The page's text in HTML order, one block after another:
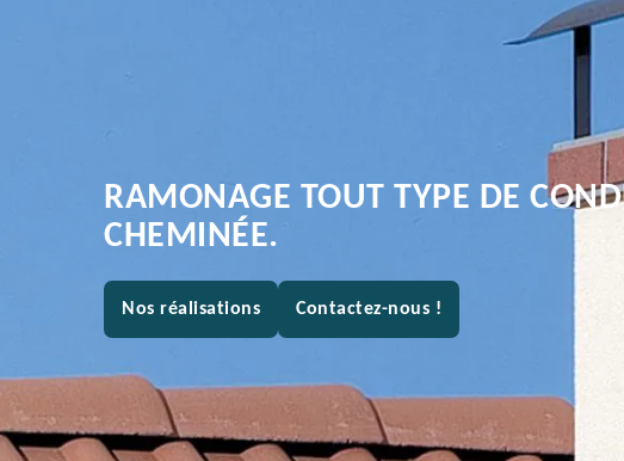
RAMONAGE TOUT TYPE DE
CHEMINÉE.
Nos réalisations Contactez-nous !